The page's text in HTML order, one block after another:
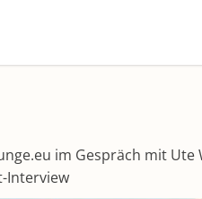
im Gespräch mit Ute
Interview